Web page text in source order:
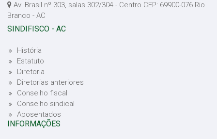
Av. Brasil nº 303, salas 302/304 - Centro CEP: 69900-076 Rio
Branco - AC
SINDIFISCO - AC
História
Estatuto
Diretoria
Diretorias anteriores
Conselho fiscal
Conselho sindical
Aposentados
INFORMAÇÕES